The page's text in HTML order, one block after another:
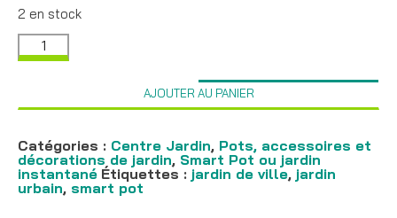
2 en stock
quantité
de
Smart
AJOUTER AU PANIER
Catégories : Centre Jardin, Pots, accessoires et
décorations de jardin, Smart Pot ou jardin
instantané Étiquettes : jardin de ville, jardin
urbain, smart pot